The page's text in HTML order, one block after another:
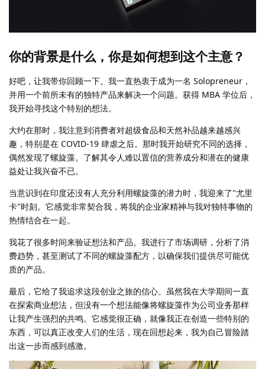
你的背景是什么，你是如何想到这个主意？
好吧，让我带你回顾一下。我一直热衷于成为一名 Solopreneur，
并用一个前所未有的独特产品来解决一个问题。获得 MBA 学位后，
我开始寻找这个特别的想法。
大约在那时，我注意到消费者对超级食品和天然补品越来越感兴
趣，特别是在 COVID-19 肆虐之后。那时我开始研究不同的选择，
偶然发现了螺旋藻。了解其令人难以置信的营养成分和潜在的健康
益处让我兴奋不已。
当意识到在印度还没有人充分利用螺旋藻的潜力时，我迎来了"尤里
卡"时刻。它感觉非常契合我，将我的企业家精神与我对独特事物的
热情结合在一起。
我花了很多时间来验证想法和产品。我进行了市场调研，分析了消
费趋势，甚至测试了不同的螺旋藻配方，以确保我们提供尽可能优
质的产品。
最后，它给了我追求这段创业之旅的信心。虽然我在大学期间一直
在探索商业想法，但没有一个想法能像将螺旋藻作为公司业务那样
让我产生强烈的共鸣。它感觉很正确，就像我正在创造一些特别的
东西，可以真正改变人们的生活，现在回想起来，我为自己冒险踏
出这一步而感到感激。